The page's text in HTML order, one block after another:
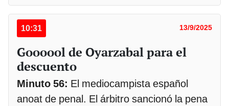
10:31 13/9/2025
Goooool de Oyarzabal para el
descuento
Minuto 56: El mediocampista español
anoat de penal. El árbitro sancionó la pena